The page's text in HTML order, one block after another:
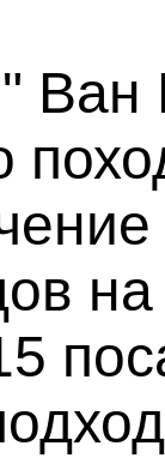
Ван